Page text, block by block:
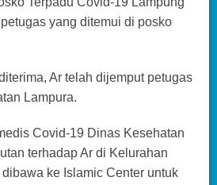
yang ditemui di posko
Ar telah dijemput petugas
Lampura.
Covid-19 Dinas Kesehatan
terhadap Ar di Kelurahan
ke Islamic Center untuk